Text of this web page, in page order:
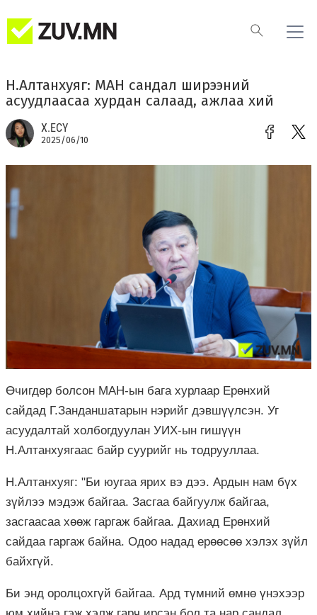
​Н.Алтанхуяг: МАН сандал ширээний
асуудлаасаа хурдан салаад, ажлаа хий
Х.ЕСҮ
2025/06/10
Өчигдөр болсон МАН-ын бага хурлаар Ерөнхий
сайдад Г.Занданшатарын нэрийг дэвшүүлсэн. Уг
асуудалтай холбогдуулан УИХ-ын гишүүн
Н.Алтанхуягаас байр суурийг нь тодрууллаа.
Н.Алтанхуяг: "Би юугаа ярих вэ дээ. Ардын нам бүх
зүйлээ мэдэж байгаа. Засгаа байгуулж байгаа,
засгаасаа хөөж гаргаж байгаа. Дахиад Ерөнхий
сайдаа гаргаж байна. Одоо надад ерөөсөө хэлэх зүйл
байхгүй.
Би энд оролцохгүй байгаа. Ард түмний өмнө үнэхээр